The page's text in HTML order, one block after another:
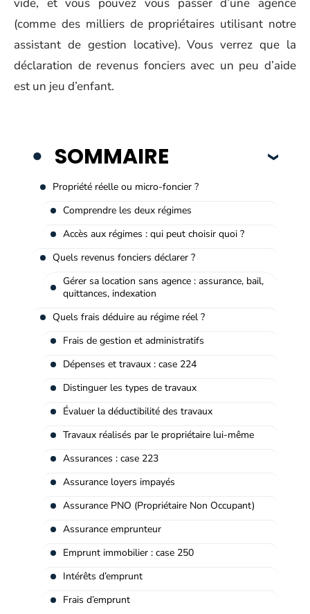
(comme des milliers de propriétaires utilisant notre
assistant de gestion locative). Vous verrez que la
déclaration de revenus fonciers avec un peu d’aide
est un jeu d’enfant.
SOMMAIRE
Propriété réelle ou micro-foncier ?
Comprendre les deux régimes
Accès aux régimes : qui peut choisir quoi ?
Quels revenus fonciers déclarer ?
Gérer sa location sans agence : assurance, bail,
quittances, indexation
Quels frais déduire au régime réel ?
Frais de gestion et administratifs
Dépenses et travaux : case 224
Distinguer les types de travaux
Évaluer la déductibilité des travaux
Travaux réalisés par le propriétaire lui-même
Assurances : case 223
Assurance loyers impayés
Assurance PNO (Propriétaire Non Occupant)
Assurance emprunteur
Emprunt immobilier : case 250
Intérêts d’emprunt
Frais d’emprunt